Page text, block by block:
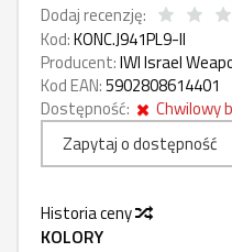
Dodaj recenzję:
Kod:KONC.J941PL9-II
Producent:IWI Israel
Kod EAN:5902808614401
Dostępność:
Chwilowy
Zapytaj o dostępność
Historia ceny
KOLORY